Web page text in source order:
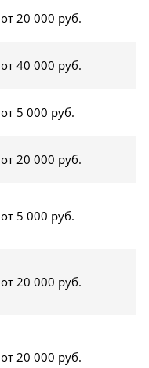
от 20 000 руб.
от 40 000 руб.
от 5 000 руб.
от 20 000 руб.
от 5 000 руб.
от 20 000 руб.
от 20 000 руб.